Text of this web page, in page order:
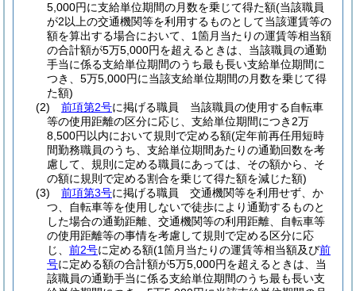
5,000円に支給単位期間の月数を乗じて得た額(当該職員
が2以上の交通機関等を利用するものとして当該運賃等の
額を算出する場合において、1箇月当たりの運賃等相当額
の合計額が5万5,000円を超えるときは、当該職員の通勤
手当に係る支給単位期間のうち最も長い支給単位期間に
つき、5万5,000円に当該支給単位期間の月数を乗じて得
た額)
(2)
前項第2号に掲げる職員 当該職員の使用する自転車
等の使用距離の区分に応じ、支給単位期間につき2万
8,500円以内において規則で定める額(定年前再任用短時
間勤務職員のうち、支給単位期間あたりの通勤回数を考
慮して、規則に定める職員にあっては、その額から、そ
の額に規則で定める割合を乗じて得た額を減じた額)
(3)
前項第3号に掲げる職員 交通機関等を利用せず、か
つ、自転車等を使用しないで徒歩により通勤するものと
した場合の通勤距離、交通機関等の利用距離、自転車等
の使用距離等の事情を考慮して規則で定める区分に応
じ、 前2号に定める額(1箇月当たりの運賃等相当額及び前
号に定める額の合計額が5万5,000円を超えるときは、当
該職員の通勤手当に係る支給単位期間のうち最も長い支